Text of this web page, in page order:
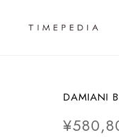
DAMIANI